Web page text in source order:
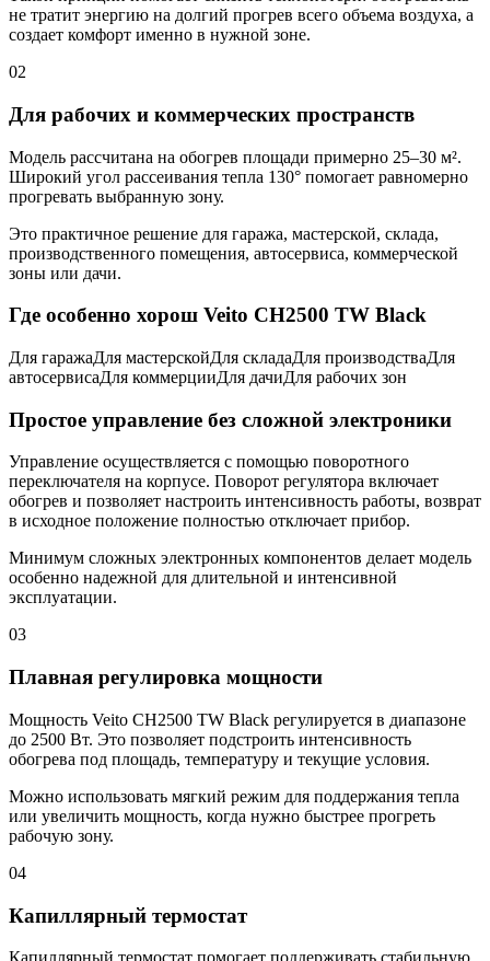
не тратит энергию на долгий прогрев всего объема воздуха, а
создает комфорт именно в нужной зоне.
02
Для рабочих и коммерческих пространств
Модель рассчитана на обогрев площади примерно 25–30 м².
Широкий угол рассеивания тепла 130° помогает равномерно
прогревать выбранную зону.
Это практичное решение для гаража, мастерской, склада,
производственного помещения, автосервиса, коммерческой
зоны или дачи.
Где особенно хорош Veito CH2500 TW Black
Для гаражаДля мастерскойДля складаДля производстваДля
автосервисаДля коммерцииДля дачиДля рабочих зон
Простое управление без сложной электроники
Управление осуществляется с помощью поворотного
переключателя на корпусе. Поворот регулятора включает
обогрев и позволяет настроить интенсивность работы, возврат
в исходное положение полностью отключает прибор.
Минимум сложных электронных компонентов делает модель
особенно надежной для длительной и интенсивной
эксплуатации.
03
Плавная регулировка мощности
Мощность Veito CH2500 TW Black регулируется в диапазоне
до 2500 Вт. Это позволяет подстроить интенсивность
обогрева под площадь, температуру и текущие условия.
Можно использовать мягкий режим для поддержания тепла
или увеличить мощность, когда нужно быстрее прогреть
рабочую зону.
04
Капиллярный термостат